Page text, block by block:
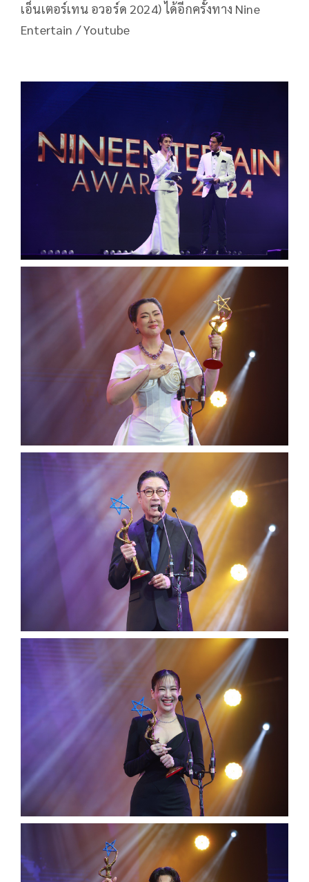
เอ็นเตอร์เทน อวอร์ด 2024) ได้อีกครั้งทาง Nine
Entertain / Youtube